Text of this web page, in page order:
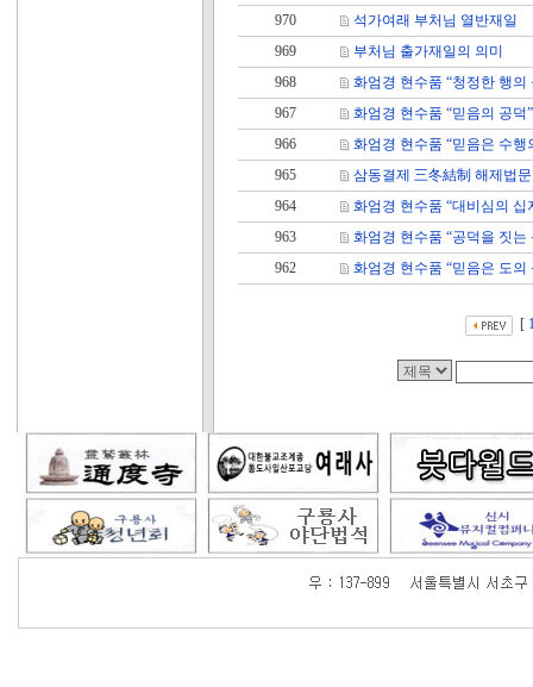
970
석가여래 부처님 열반재일
969
부처님 출가재일의 의미
968
화엄경 현수품 “청정한 행의
967
화엄경 현수품 “믿음의 공덕”
966
화엄경 현수품 “믿음은 수행
965
삼동결제 三冬結制 해제법문
964
화엄경 현수품 “대비심의 십
963
화엄경 현수품 “공덕을 짓는
962
화엄경 현수품 “믿음은 도의
[